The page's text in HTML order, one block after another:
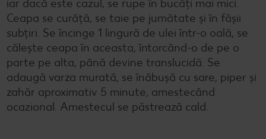
iar dacă este cazul, se rupe în bucăți mai mici.
Ceapa se curăță, se taie pe jumătate și în fâșii
subțiri. Se încinge 1 lingură de ulei într-o oală, se
călește ceapa în aceasta, întorcând-o de pe o
parte pe alta, până devine translucidă. Se
adaugă varza murată, se înăbușă cu sare, piper și
zahăr aproximativ 5 minute, amestecând
ocazional. Amestecul se păstrează cald.